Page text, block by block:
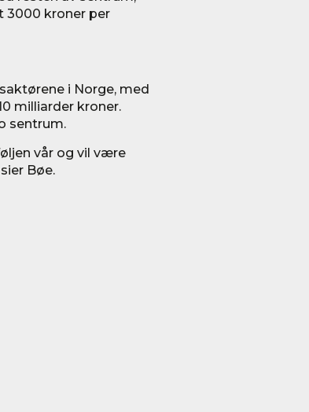
3000 kroner per
i Norge, med
milliarder kroner.
sentrum.
vår og vil være
Bøe.